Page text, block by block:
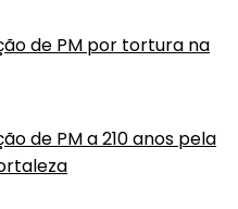
de PM por tortura na
de PM a 210 anos pela